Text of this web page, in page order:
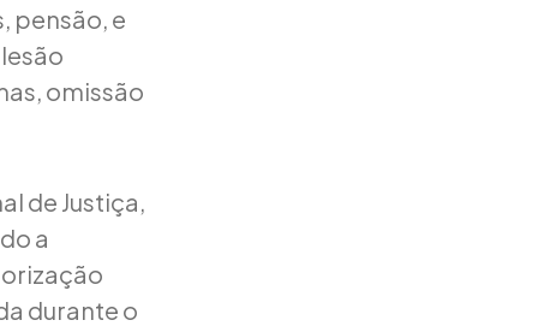
pensão, e
omissão
de Justiça,
a
durante o